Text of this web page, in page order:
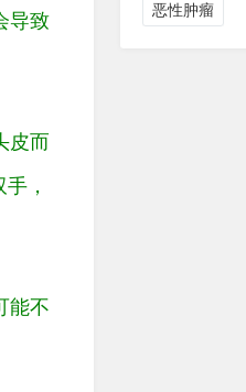
导致
皮而
，
能不
恶性肿瘤